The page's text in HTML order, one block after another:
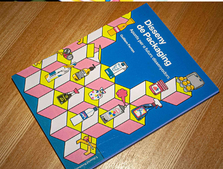
Diseño de packaging